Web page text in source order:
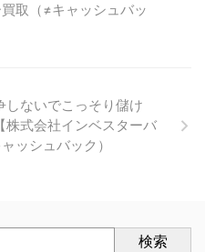
取（≠キャッシュバッ
ないでこっそり儲け
株式会社インベスターバ
ッシュバック）
検索